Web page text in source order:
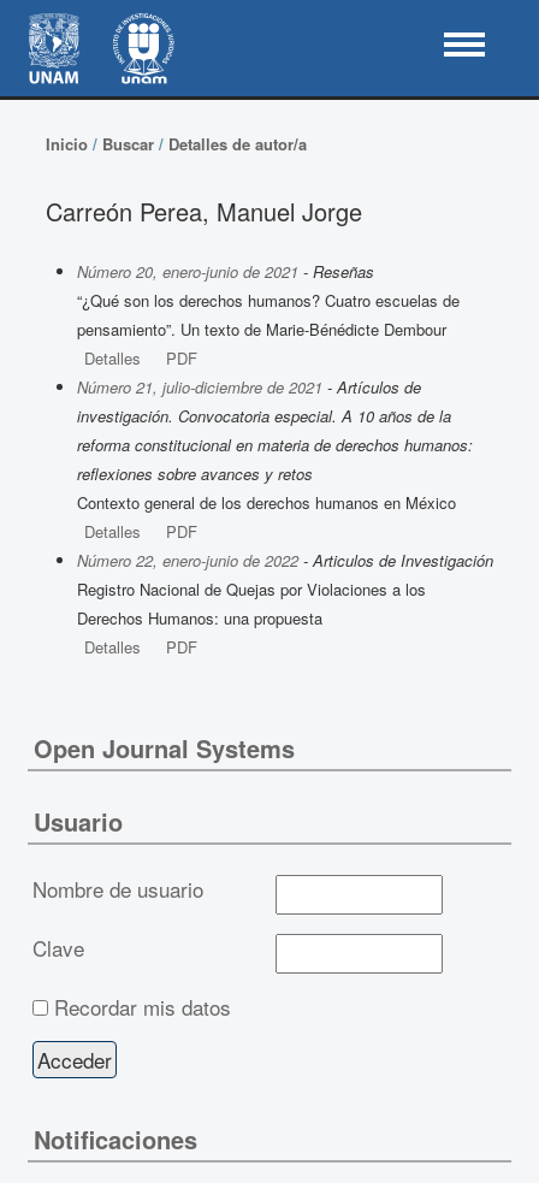
Inicio/ Buscar/ Detalles de autor/a
Carreón Perea, Manuel Jorge
Número 20, enero-junio de 2021 - Reseñas
“¿Qué son los derechos humanos? Cuatro escuelas de
pensamiento”. Un texto de Marie-Bénédicte Dembour
Detalles
PDF
Número 21, julio-diciembre de 2021 - Artículos de
investigación. Convocatoria especial. A 10 años de la
reforma constitucional en materia de derechos humanos:
reflexiones sobre avances y retos
Contexto general de los derechos humanos en México
Detalles
PDF
Número 22, enero-junio de 2022- Articulos de Investigación
Registro Nacional de Quejas por Violaciones a los
Derechos Humanos: una propuesta
Detalles
PDF
Open Journal Systems
Usuario
Nombre de usuario
Clave
Recordar mis datos
Notificaciones